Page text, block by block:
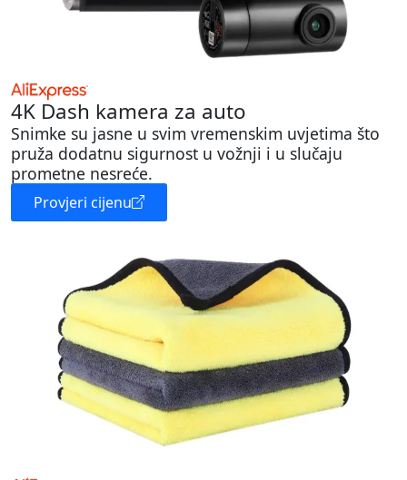
4K Dash kamera za auto
Snimke su jasne u svim vremenskim uvjetima što
pruža dodatnu sigurnost u vožnji i u slučaju
prometne nesreće.
Provjeri cijenu